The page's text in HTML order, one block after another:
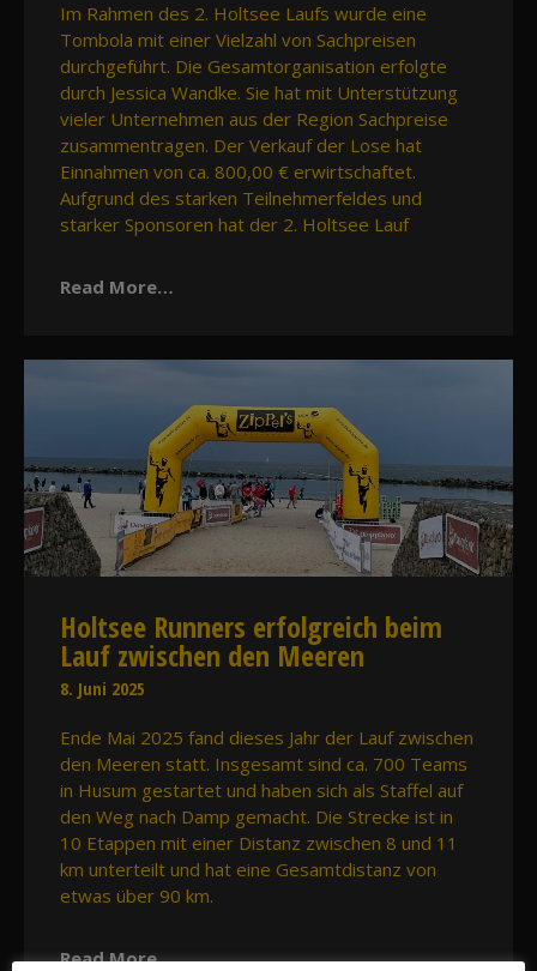
Im Rahmen des 2. Holtsee Laufs wurde eine
Tombola mit einer Vielzahl von Sachpreisen
durchgeführt. Die Gesamtorganisation erfolgte
durch Jessica Wandke. Sie hat mit Unterstützung
vieler Unternehmen aus der Region Sachpreise
zusammentragen. Der Verkauf der Lose hat
Einnahmen von ca. 800,00 € erwirtschaftet.
Aufgrund des starken Teilnehmerfeldes und
starker Sponsoren hat der 2. Holtsee Lauf
Read More…
Holtsee Runners erfolgreich beim
Lauf zwischen den Meeren
8. Juni 2025
Ende Mai 2025 fand dieses Jahr der Lauf zwischen
den Meeren statt. Insgesamt sind ca. 700 Teams
in Husum gestartet und haben sich als Staffel auf
den Weg nach Damp gemacht. Die Strecke ist in
10 Etappen mit einer Distanz zwischen 8 und 11
km unterteilt und hat eine Gesamtdistanz von
etwas über 90 km.
Read More…